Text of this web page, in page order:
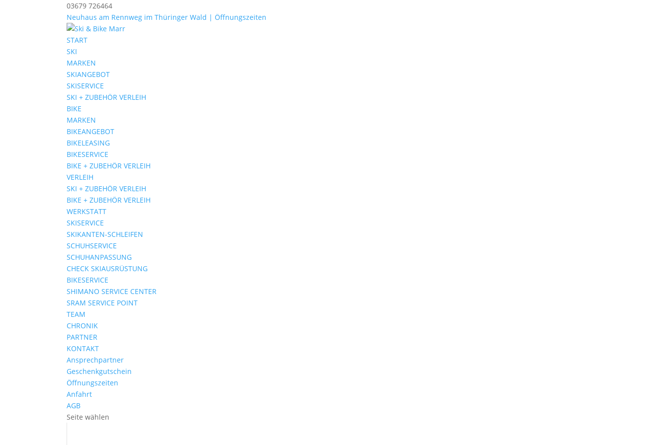
03679 726464
Neuhaus am Rennweg im Thüringer Wald | Öffnungszeiten
START
SKI
MARKEN
SKIANGEBOT
SKISERVICE
SKI + ZUBEHÖR VERLEIH
BIKE
MARKEN
BIKEANGEBOT
BIKELEASING
BIKESERVICE
BIKE + ZUBEHÖR VERLEIH
VERLEIH
SKI + ZUBEHÖR VERLEIH
BIKE + ZUBEHÖR VERLEIH
WERKSTATT
SKISERVICE
SKIKANTEN-SCHLEIFEN
SCHUHSERVICE
SCHUHANPASSUNG
CHECK SKIAUSRÜSTUNG
BIKESERVICE
SHIMANO SERVICE CENTER
SRAM SERVICE POINT
TEAM
CHRONIK
PARTNER
KONTAKT
Ansprechpartner
Geschenkgutschein
Öffnungszeiten
Anfahrt
AGB
Seite wählen